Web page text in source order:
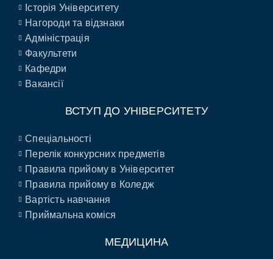
Історія Університету
Нагороди та відзнаки
Адміністрація
Факультети
Кафедри
Вакансії
ВСТУП ДО УНІВЕРСИТЕТУ
Спеціальності
Перелік конкурсних предметів
Правила прийому в Університет
Правила прийому в Коледж
Вартість навчання
Приймальна коміся
МЕДИЦИНА